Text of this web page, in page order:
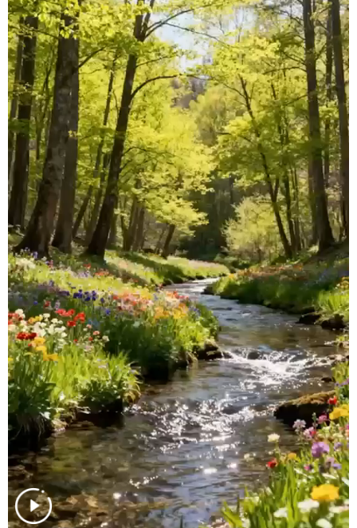
访谈 视频 图片 政务
法律 中央文件 金融 汽车
食品 人居 信息化 数字经济
学术中国 乡村振兴 银龄 溯源中国
城市 旅游 能源 会展
彩票 娱乐 时尚 悦读
公益 一带一路 亚太网 上市公司
文化产业
地方频道
北京 天津 河北 山西
辽宁 吉林 上海 江苏
浙江 安徽 福建 江西
山东 河南 湖北 湖南
广东 广西 海南 重庆
四川 贵州 云南 西藏